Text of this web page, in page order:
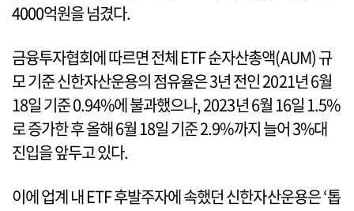
4000억원을 넘겼다.
금융투자협회에 따르면 전체 ETF 순자산총액(AUM) 규
모 기준 신한자산운용의 점유율은 3년 전인 2021년 6월
18일 기준 0.94%에 불과했으나, 2023년 6월 16일 1.5%
로 증가한 후 올해 6월 18일 기준 2.9%까지 늘어 3%대
진입을 앞두고 있다.
이에 업계 내 ETF 후발주자에 속했던 신한자산운용은 ‘톱